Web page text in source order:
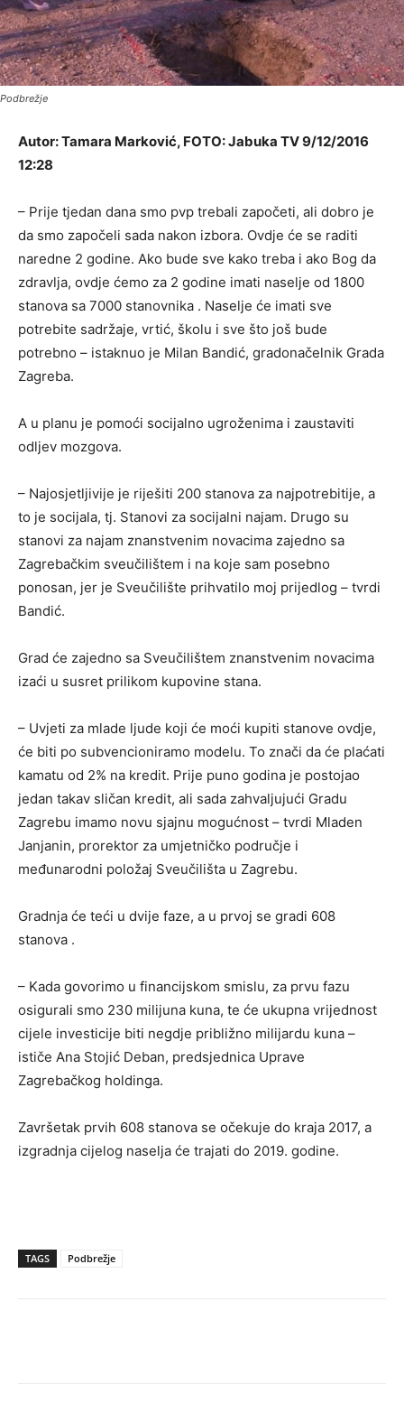
Podbrežje
Autor: Tamara Marković, FOTO: Jabuka TV 9/12/2016
12:28
– Prije tjedan dana smo pvp trebali započeti, ali dobro je
da smo započeli sada nakon izbora. Ovdje će se raditi
naredne 2 godine. Ako bude sve kako treba i ako Bog da
zdravlja, ovdje ćemo za 2 godine imati naselje od 1800
stanova sa 7000 stanovnika . Naselje će imati sve
potrebite sadržaje, vrtić, školu i sve što još bude
potrebno – istaknuo je Milan Bandić, gradonačelnik Grada
Zagreba.
A u planu je pomoći socijalno ugroženima i zaustaviti
odljev mozgova.
– Najosjetljivije je riješiti 200 stanova za najpotrebitije, a
to je socijala, tj. Stanovi za socijalni najam. Drugo su
stanovi za najam znanstvenim novacima zajedno sa
Zagrebačkim sveučilištem i na koje sam posebno
ponosan, jer je Sveučilište prihvatilo moj prijedlog – tvrdi
Bandić.
Grad će zajedno sa Sveučilištem znanstvenim novacima
izaći u susret prilikom kupovine stana.
– Uvjeti za mlade ljude koji će moći kupiti stanove ovdje,
će biti po subvencioniramo modelu. To znači da će plaćati
kamatu od 2% na kredit. Prije puno godina je postojao
jedan takav sličan kredit, ali sada zahvaljujući Gradu
Zagrebu imamo novu sjajnu mogućnost – tvrdi Mladen
Janjanin, prorektor za umjetničko područje i
međunarodni položaj Sveučilišta u Zagrebu.
Gradnja će teći u dvije faze, a u prvoj se gradi 608
stanova .
– Kada govorimo u financijskom smislu, za prvu fazu
osigurali smo 230 milijuna kuna, te će ukupna vrijednost
cijele investicije biti negdje približno milijardu kuna –
ističe Ana Stojić Deban, predsjednica Uprave
Zagrebačkog holdinga.
Završetak prvih 608 stanova se očekuje do kraja 2017, a
izgradnja cijelog naselja će trajati do 2019. godine.
TAGS Podbrežje